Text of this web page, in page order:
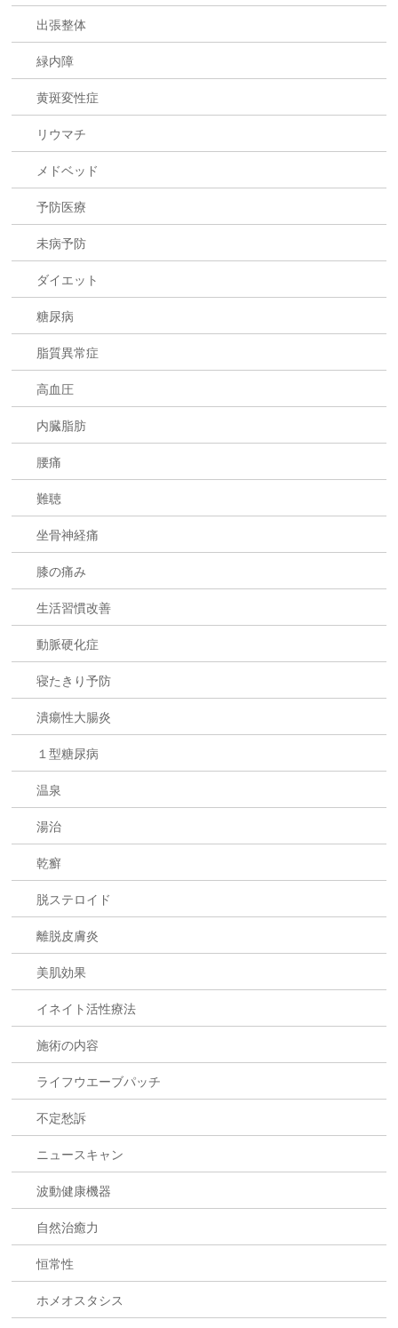
出張整体
緑内障
黄斑変性症
リウマチ
メドベッド
予防医療
未病予防
ダイエット
糖尿病
脂質異常症
高血圧
内臓脂肪
腰痛
難聴
坐骨神経痛
膝の痛み
生活習慣改善
動脈硬化症
寝たきり予防
潰瘍性大腸炎
１型糖尿病
温泉
湯治
乾癬
脱ステロイド
離脱皮膚炎
美肌効果
イネイト活性療法
施術の内容
ライフウエーブパッチ
不定愁訴
ニュースキャン
波動健康機器
自然治癒力
恒常性
ホメオスタシス